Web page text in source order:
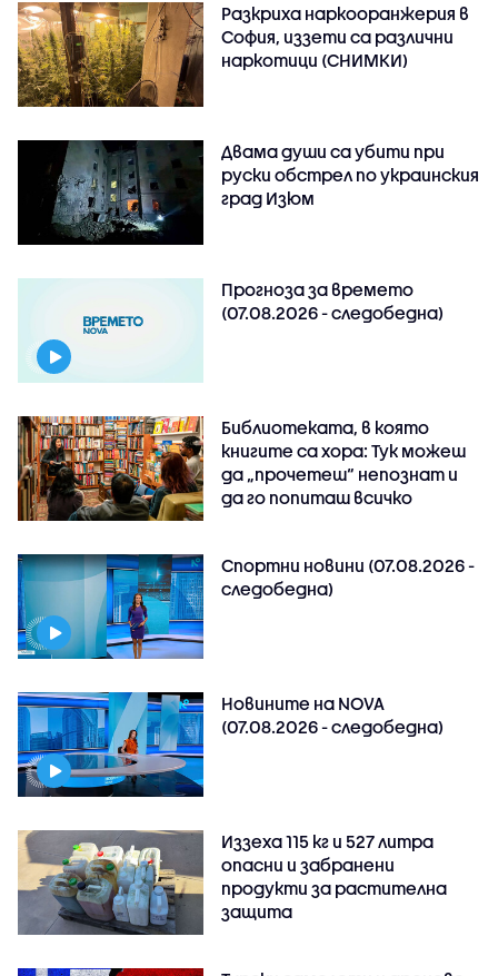
Разкриха наркооранжерия в
София, иззети са различни
наркотици (СНИМКИ)
Двама души са убити при
руски обстрeл по украинския
град Изюм
Прогноза за времето
(07.08.2026 - следобедна)
Библиотеката, в която
книгите са хора: Тук можеш
да „прочетеш“ непознат и
да го попиташ всичко
Спортни новини (07.08.2026 -
следобедна)
Новините на NOVA
(07.08.2026 - следобедна)
Иззеха 115 кг и 527 литра
опасни и забранени
продукти за растителна
защита